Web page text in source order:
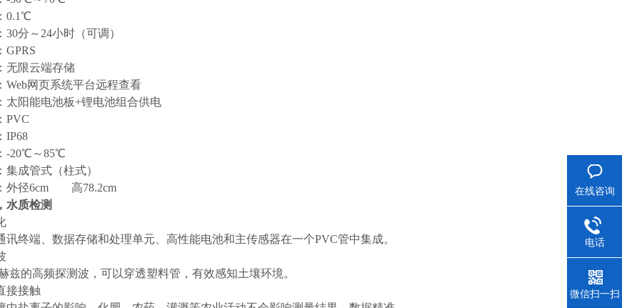
0.1℃
分～24小时（可调）
无限云端存储
网页系统平台远程查看
阳能电池板+锂电池组合供电
PVC
IP68
-20℃～85℃
成管式（柱式）
径6cm 高78.2cm
水质检测
终端、数据存储和处理单元、高性能电池和主传感器在一个PVC管中集成。
兹的高频探测波，可以穿透塑料管，有效感知土壤环境。
接接触
在线咨询
电话
微信扫一扫